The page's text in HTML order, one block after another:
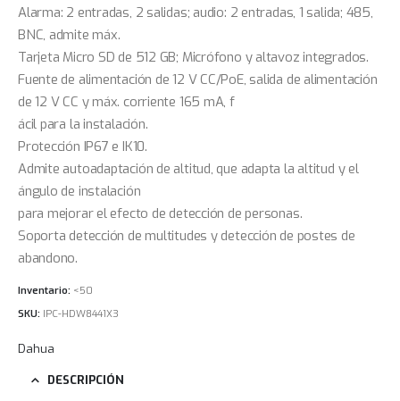
Alarma: 2 entradas, 2 salidas; audio: 2 entradas, 1 salida; 485,
BNC, admite máx.
Tarjeta Micro SD de 512 GB; Micrófono y altavoz integrados.
Fuente de alimentación de 12 V CC/PoE, salida de alimentación
de 12 V CC y máx. corriente 165 mA, f
ácil para la instalación.
Protección IP67 e IK10.
Admite autoadaptación de altitud, que adapta la altitud y el
ángulo de instalación
para mejorar el efecto de detección de personas.
Soporta detección de multitudes y detección de postes de
abandono.
Inventario: <50
SKU: IPC-HDW8441X3
Dahua
DESCRIPCIÓN